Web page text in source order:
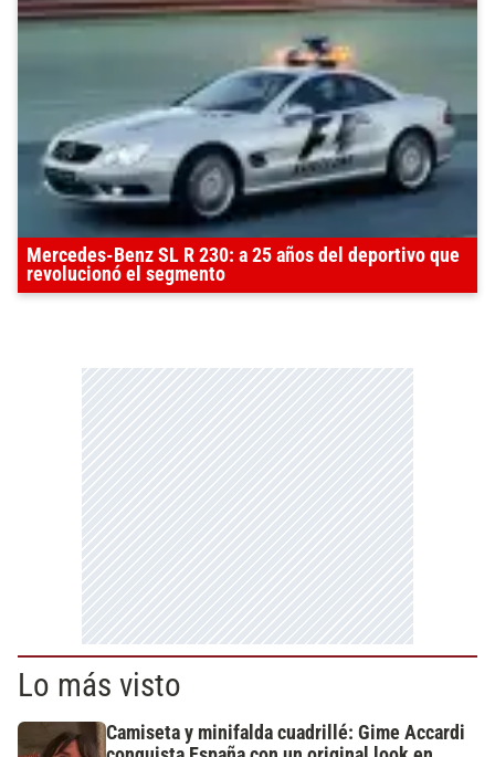
Mercedes-Benz SL R 230: a 25 años del deportivo que
revolucionó el segmento
Lo más visto
Camiseta y minifalda cuadrillé: Gime Accardi